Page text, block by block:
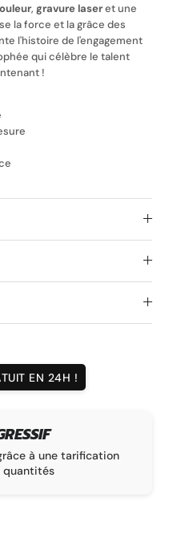
, gravure laseret une
la force et la grâce des
l'histoire de l'engagement
qui célèbre le talent
!
EN 24H !
à une tarification
quantités